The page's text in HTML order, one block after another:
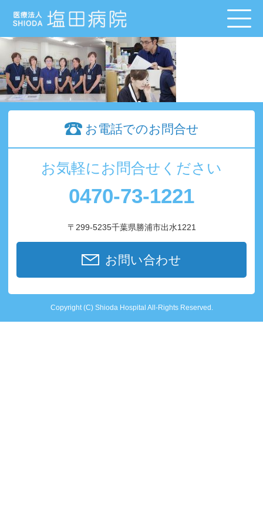
お電話でのお問合せ
お気軽にお問合せください
0470-73-1221
〒299-5235千葉県勝浦市出水1221
お問い合わせ
Copyright (C) Shioda Hospital All-Rights Reserved.